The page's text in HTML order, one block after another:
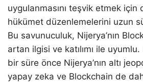
uygulanmasını teşvik etmek için
hükümet düzenlemelerini uzun
Bu savunuculuk, Nijerya’nın
artan ilgisi ve katılımı ile uyumlu.
bir süre önce Nijerya’nın altı
yapay zeka ve Blockchain de